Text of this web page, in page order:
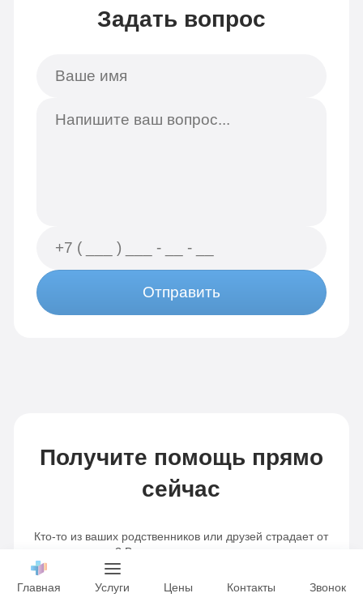
Задать вопрос
Отправить
Получите помощь прямо
сейчас
Кто-то из ваших родственников или друзей страдает от
зависимости? Вы всячески пытались помочь, но в
результате человек все равно возвращался к прошлой
жизни? Вы не первые, кто столкнулся с этой бедой.
Главная Услуги Цены Контакты Звонок